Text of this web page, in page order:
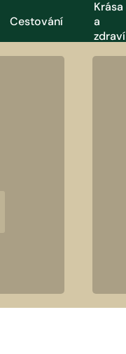
Cestování
Krása
a
zdraví